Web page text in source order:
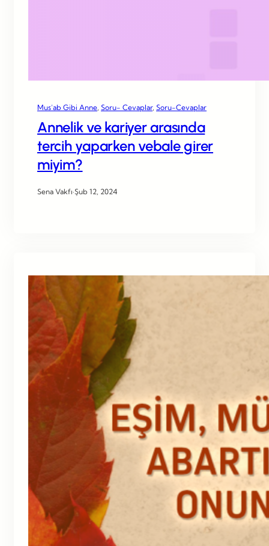
Mus’ab Gibi Anne Soru- Cevaplar, Soru-Cevaplar
Annelik ve kariyer arasında
tercih yaparken vebale girer
miyim?
Sena Vakfı·Şub 12, 2024